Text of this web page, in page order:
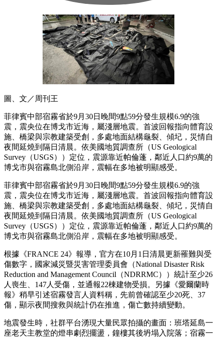
圖、文／周刊王
菲律賓中部宿霧省於9月30日晚間9點59分發生規模6.9的強
震，震央位在博戈市近海，屬淺層地震。首波回報指向體育設
施、橋梁與宗教建築受創，多處地面結構龜裂、傾圮，災情自
夜間延燒到隔日清晨。依美國地質調查所（US Geological
Survey（USGS））定位，震源靠近帕倫蓬，鄰近人口約9萬的
博戈市與宿霧島北側沿岸，震幅在多地被明顯感受。
菲律賓中部宿霧省於9月30日晚間9點59分發生規模6.9的強
震，震央位在博戈市近海，屬淺層地震。首波回報指向體育設
施、橋梁與宗教建築受創，多處地面結構龜裂、傾圮，災情自
夜間延燒到隔日清晨。依美國地質調查所（US Geological
Survey（USGS））定位，震源靠近帕倫蓬，鄰近人口約9萬的
博戈市與宿霧島北側沿岸，震幅在多地被明顯感受。
根據《FRANCE 24》報導，官方在10月1日清晨更新罹難與受
傷數字，國家減災暨災害管理委員會（National Disaster Risk
Reduction and Management Council（NDRRMC））統計至少26
人喪生、147人受傷，並通報22棟建物受損。另據《愛爾蘭時
報》稍早引述宿霧發言人資料稱，先前曾確認至少20死、37
傷，顯示夜間搜救與統計仍在推進，傷亡數持續變動。
地震發生時，社群平台湧現大量民眾拍攝的畫面：班塔延島一
座老天主教堂的燈串劇烈擺盪，鐘樓其後坍塌入院落；宿霧一